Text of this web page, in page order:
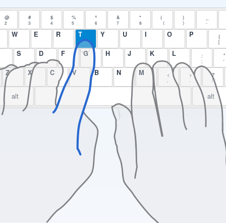
@
2
#
3
$
4
%
5
^
6
&
7
*
8
(
（
)
） -
W E R T Y U I O P {
[
S D F G H J K L :
;
"
'
Z X C V B N M < > ?
/
alt alt